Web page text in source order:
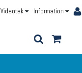
Information
Videotek